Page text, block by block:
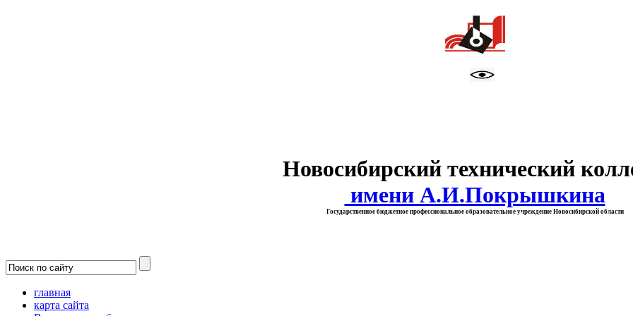
Новосибирский технический
имени А.И.Покрышкина
Государственное бюджетное профессиональное образовательное учреждение Новосибирской области
главная
карта сайта